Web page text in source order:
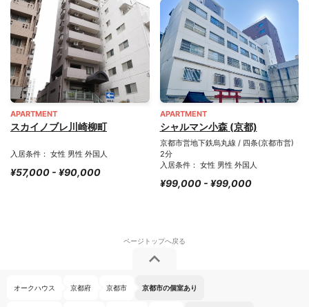
APARTMENT
スカイノブレ川崎柳町
入居条件： 女性 男性 外国人
¥57,000 - ¥90,000
APARTMENT
シャルマン小森 (京都)
京都市営地下鉄烏丸線 / 四条(京都市営)
2分
入居条件： 女性 男性 外国人
¥99,000 - ¥99,000
オークハウス 京都府 京都市 京都市の個室あり